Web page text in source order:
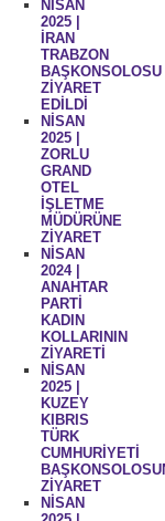
NİSAN
2025 |
İRAN
TRABZON
BAŞKONSOLOSU
ZİYARET
EDİLDİ
NİSAN
2025 |
ZORLU
GRAND
OTEL
İŞLETME
MÜDÜRÜNE
ZİYARET
NİSAN
2024 |
ANAHTAR
PARTİ
KADIN
KOLLARININ
ZİYARETİ
NİSAN
2025 |
KUZEY
KIBRIS
TÜRK
CUMHURİYETİ
ZİYARET
NİSAN